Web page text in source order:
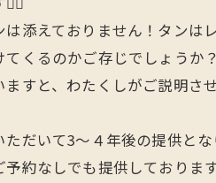
添えておりません！タンは
くるのかご存じでしょうか？
すと、わたくしがご説明さ
だいて3〜４年後の提供と
約なしでも提供しておりま